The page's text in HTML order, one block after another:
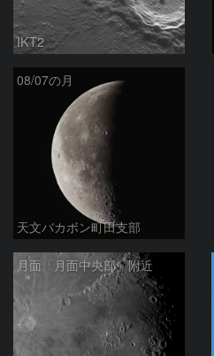
IKT2
08/07の月
天文バカボン町田支部
月面「月面中央部」附近